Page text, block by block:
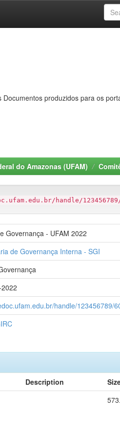
produzidos para os
do Amazonas (UFAM)
handle/
Governança - UFAM 2022
de Governança Interna - SGI
handle/123456789/
Description